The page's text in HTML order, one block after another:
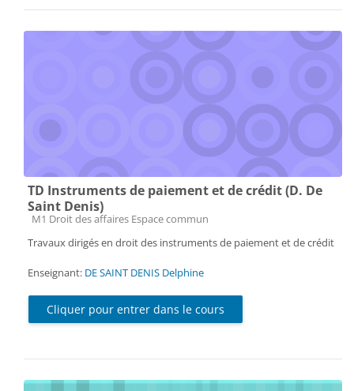
TD Instruments de paiement et de crédit (D. De
Saint Denis)
Catégorie de cours
M1 Droit des affaires Espace commun
Travaux dirigés en droit des instruments de paiement et de crédit
Enseignant: DE SAINT DENIS Delphine
Cliquer pour entrer dans le cours